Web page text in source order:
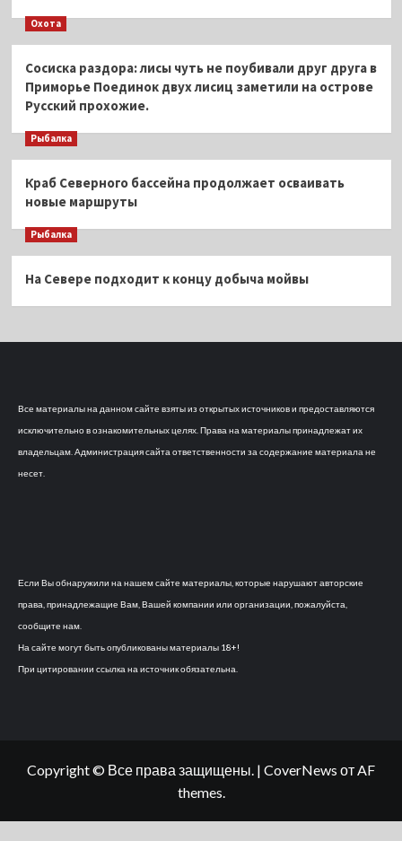
Охота
Сосиска раздора: лисы чуть не поубивали друг друга в
Приморье Поединок двух лисиц заметили на острове
Русский прохожие.
Рыбалка
Краб Северного бассейна продолжает осваивать
новые маршруты
Рыбалка
На Севере подходит к концу добыча мойвы
Все материалы на данном сайте взяты из открытых источников и предоставляются
исключительно в ознакомительных целях. Права на материалы принадлежат их
владельцам. Администрация сайта ответственности за содержание материала не
несет.
Если Вы обнаружили на нашем сайте материалы, которые нарушают авторские
права, принадлежащие Вам, Вашей компании или организации, пожалуйста,
сообщите нам.
На сайте могут быть опубликованы материалы 18+!
При цитировании ссылка на источник обязательна.
Copyright © Все права защищены. | CoverNews от AF
themes.